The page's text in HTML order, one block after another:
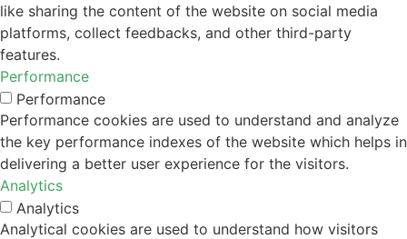
like sharing the content of the website on social media
platforms, collect feedbacks, and other third-party
features.
Performance
Performance
Performance cookies are used to understand and analyze
the key performance indexes of the website which helps in
delivering a better user experience for the visitors.
Analytics
Analytics
Analytical cookies are used to understand how visitors